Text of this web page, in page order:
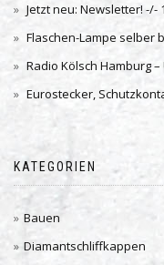
Jetzt neu: Newsletter! -/-
Flaschen-Lampe selber
Radio Kölsch Hamburg
Eurostecker,
KATEGORIEN
Bauen
Diamantschliffkappen